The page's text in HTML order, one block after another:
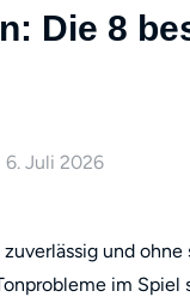
Die 8
6. Juli 2026
und
im